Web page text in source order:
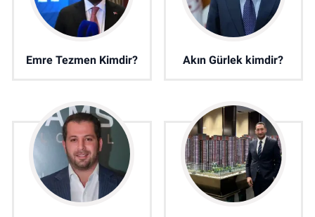
Emre Tezmen Kimdir? Akın Gürlek kimdir?